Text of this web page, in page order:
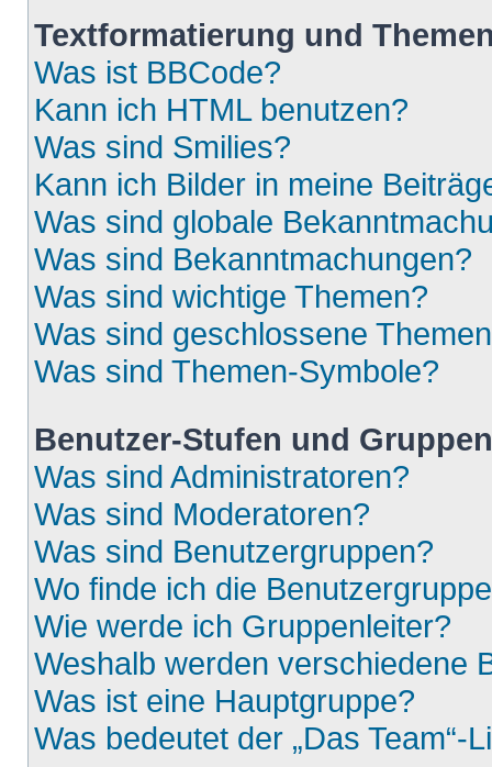
Textformatierung und
Was ist BBCode?
Kann ich HTML benutzen?
Was sind Smilies?
Kann ich Bilder in meine
Was sind globale
Was sind Bekanntmachungen?
Was sind wichtige Themen?
Was sind geschlossene
Was sind Themen-Symbole?
Benutzer-Stufen und Gruppen
Was sind Administratoren?
Was sind Moderatoren?
Was sind Benutzergruppen?
Wo finde ich die
Wie werde ich Gruppenleiter?
Weshalb werden verschiedene
Was ist eine Hauptgruppe?
Was bedeutet der „Das Team“-